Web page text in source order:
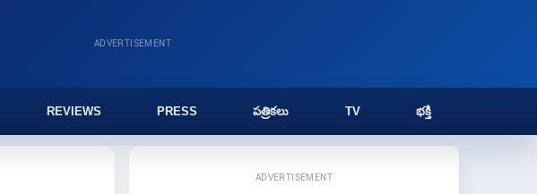
ADVERTISEMENT
REVIEWS PRESS పత్రికలు TV భక్తి
ADVERTISEMENT